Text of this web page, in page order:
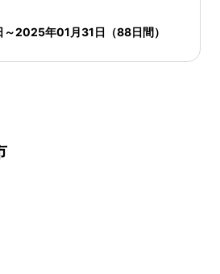
～2025年01月31日 （88日間）